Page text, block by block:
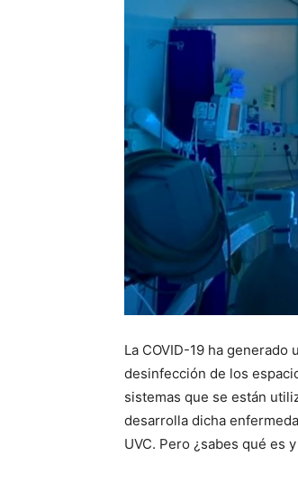
La COVID-19 ha
desinfección de los
sistemas que se están
desarrolla dicha
UVC. Pero ¿sabes qué es